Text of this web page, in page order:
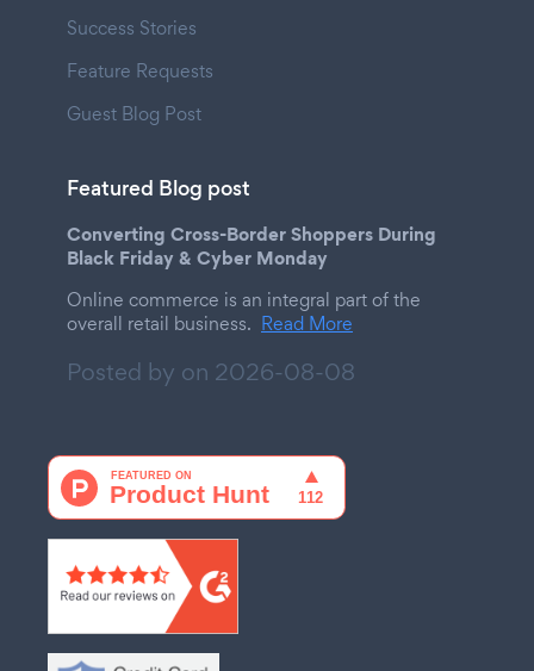
Success Stories
Feature Requests
Guest Blog Post
Featured Blog post
Converting Cross-Border Shoppers During
Black Friday & Cyber Monday
Online commerce is an integral part of the
overall retail business. Read More
Posted by on 2026-08-08